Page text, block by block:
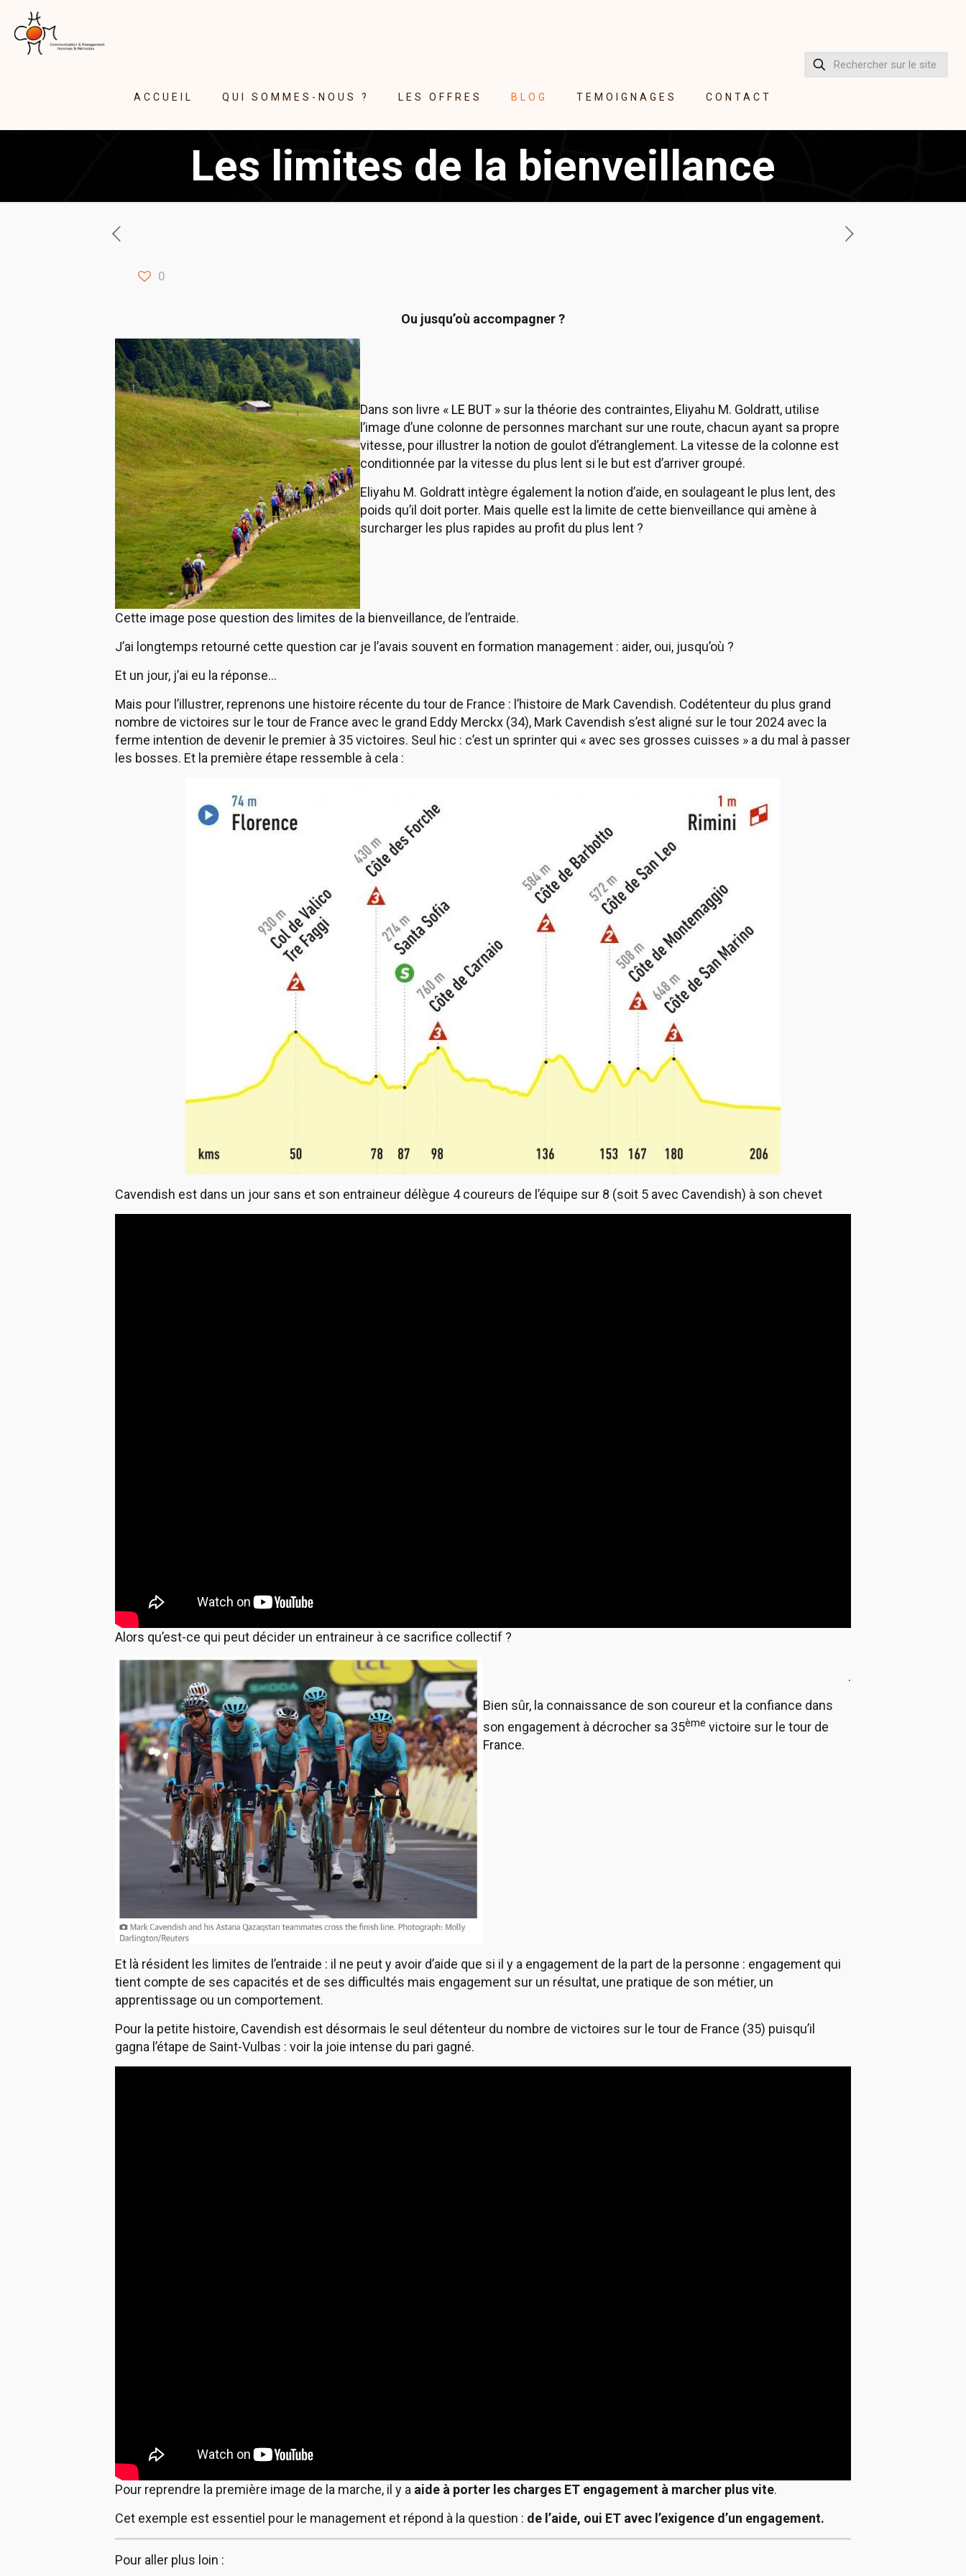
ACCUEIL QUI SOMMES-NOUS ? LES OFFRES BLOG TEMOIGNAGES CONTACT
Les limites de la bienveillance
0
Ou jusqu’où accompagner ?
Dans son livre « LE BUT » sur la théorie des contraintes, Eliyahu M. Goldratt, utilise
l’image d’une colonne de personnes marchant sur une route, chacun ayant sa propre
vitesse, pour illustrer la notion de goulot d’étranglement. La vitesse de la colonne est
conditionnée par la vitesse du plus lent si le but est d’arriver groupé.
Eliyahu M. Goldratt intègre également la notion d’aide, en soulageant le plus lent, des
poids qu’il doit porter. Mais quelle est la limite de cette bienveillance qui amène à
surcharger les plus rapides au profit du plus lent ?
Cette image pose question des limites de la bienveillance, de l’entraide.
J’ai longtemps retourné cette question car je l’avais souvent en formation management : aider, oui, jusqu’où ?
Et un jour, j’ai eu la réponse…
Mais pour l’illustrer, reprenons une histoire récente du tour de France : l’histoire de Mark Cavendish. Codétenteur du plus grand
nombre de victoires sur le tour de France avec le grand Eddy Merckx (34), Mark Cavendish s’est aligné sur le tour 2024 avec la
ferme intention de devenir le premier à 35 victoires. Seul hic : c’est un sprinter qui « avec ses grosses cuisses » a du mal à passer
les bosses. Et la première étape ressemble à cela :
Cavendish est dans un jour sans et son entraineur délègue 4 coureurs de l’équipe sur 8 (soit 5 avec Cavendish) à son chevet
Alors qu’est-ce qui peut décider un entraineur à ce sacrifice collectif ?
.
Bien sûr, la connaissance de son coureur et la confiance dans
son engagement à décrocher sa 35ème victoire sur le tour de
France.
Et là résident les limites de l’entraide : il ne peut y avoir d’aide que si il y a engagement de la part de la personne : engagement qui
tient compte de ses capacités et de ses difficultés mais engagement sur un résultat, une pratique de son métier, un
apprentissage ou un comportement.
Pour la petite histoire, Cavendish est désormais le seul détenteur du nombre de victoires sur le tour de France (35) puisqu’il
gagna l’étape de Saint-Vulbas : voir la joie intense du pari gagné.
Pour reprendre la première image de la marche, il y a aide à porter les charges ET engagement à marcher plus vite.
Cet exemple est essentiel pour le management et répond à la question : de l’aide, oui ET avec l’exigence d’un engagement.
Pour aller plus loin :